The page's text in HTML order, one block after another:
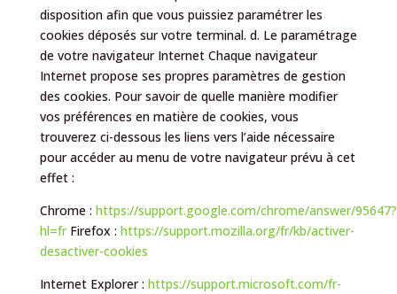
disposition afin que vous puissiez paramétrer les
cookies déposés sur votre terminal. d. Le paramétrage
de votre navigateur Internet Chaque navigateur
Internet propose ses propres paramètres de gestion
des cookies. Pour savoir de quelle manière modifier
vos préférences en matière de cookies, vous
trouverez ci-dessous les liens vers l’aide nécessaire
pour accéder au menu de votre navigateur prévu à cet
effet :
Chrome : https://support.google.com/chrome/answer/95647?
hl=frFirefox : https://support.mozilla.org/fr/kb/activer-
desactiver-cookies
Internet Explorer : https://support.microsoft.com/fr-